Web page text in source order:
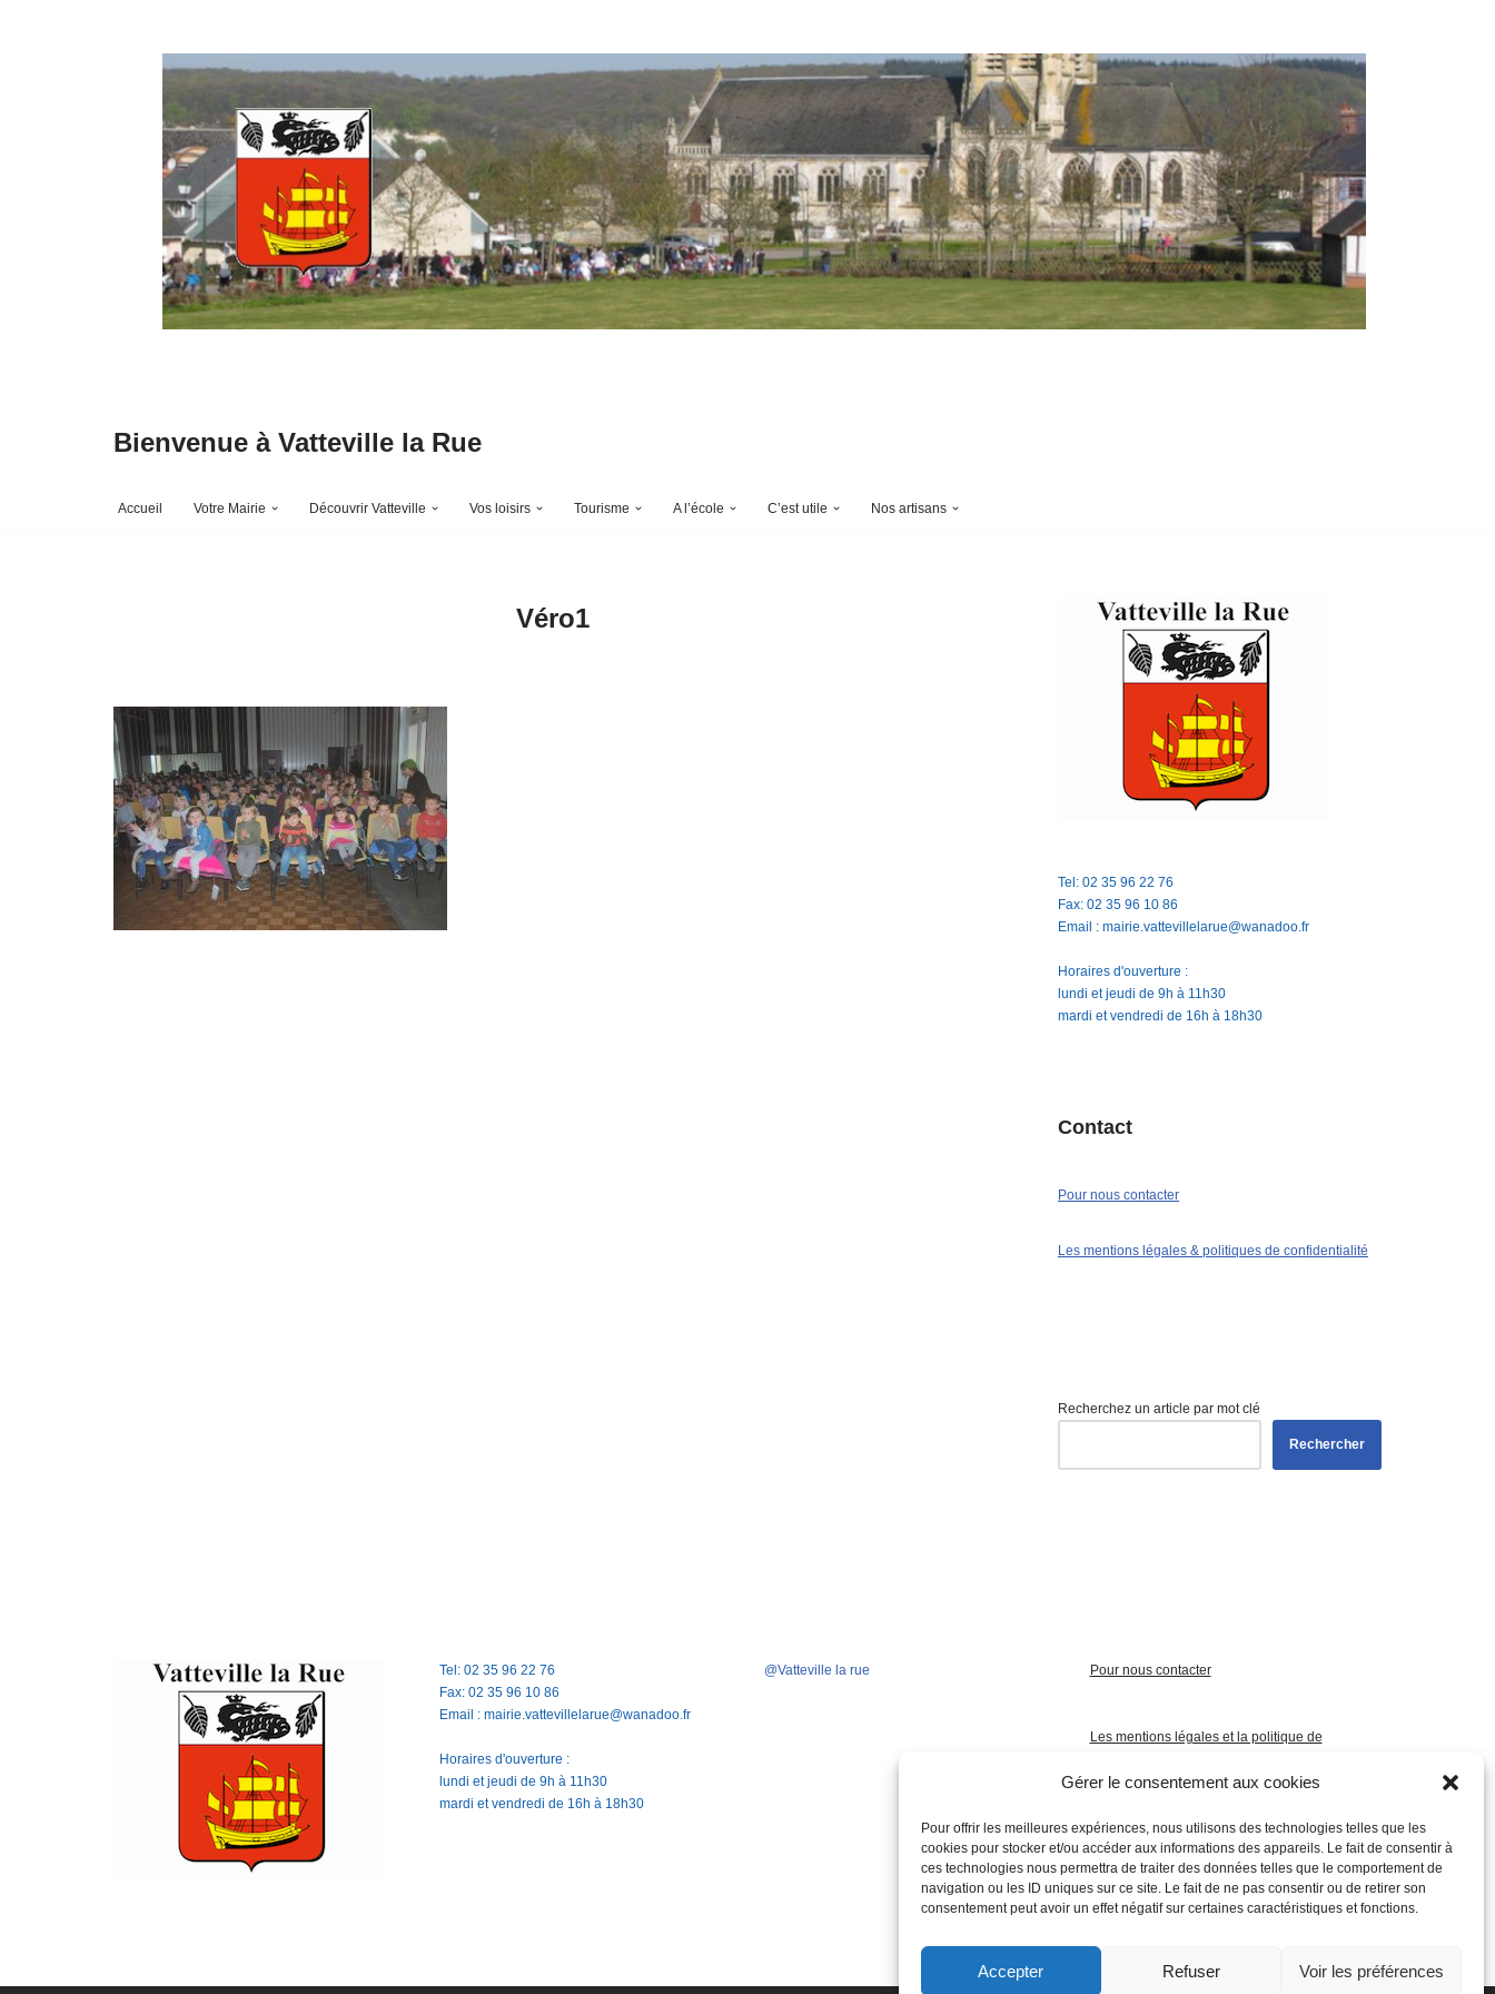
Gérer le consentement aux cookies
Pour offrir les meilleures expériences, nous utilisons des technologies telles que les
cookies pour stocker et/ou accéder aux informations des appareils. Le fait de consentir à
ces technologies nous permettra de traiter des données telles que le comportement de
navigation ou les ID uniques sur ce site. Le fait de ne pas consentir ou de retirer son
consentement peut avoir un effet négatif sur certaines caractéristiques et fonctions.
Accepter Refuser Voir les préférences
Bienvenue à Vatteville la Rue
Accueil Votre Mairie Découvrir Vatteville Vos loisirs Tourisme A l’école C’est utile Nos artisans
Véro1
Tel: 02 35 96 22 76
Fax: 02 35 96 10 86
Email : mairie.vattevillelarue@wanadoo.fr
Horaires d'ouverture :
lundi et jeudi de 9h à 11h30
mardi et vendredi de 16h à 18h30
Contact
Pour nous contacter
Les mentions légales & politiques de confidentialité
Recherchez un article par mot clé
Rechercher
Tel: 02 35 96 22 76
Fax: 02 35 96 10 86
Email : mairie.vattevillelarue@wanadoo.fr
Horaires d'ouverture :
lundi et jeudi de 9h à 11h30
mardi et vendredi de 16h à 18h30
@Vatteville la rue Pour nous contacter
Les mentions légales et la politique de